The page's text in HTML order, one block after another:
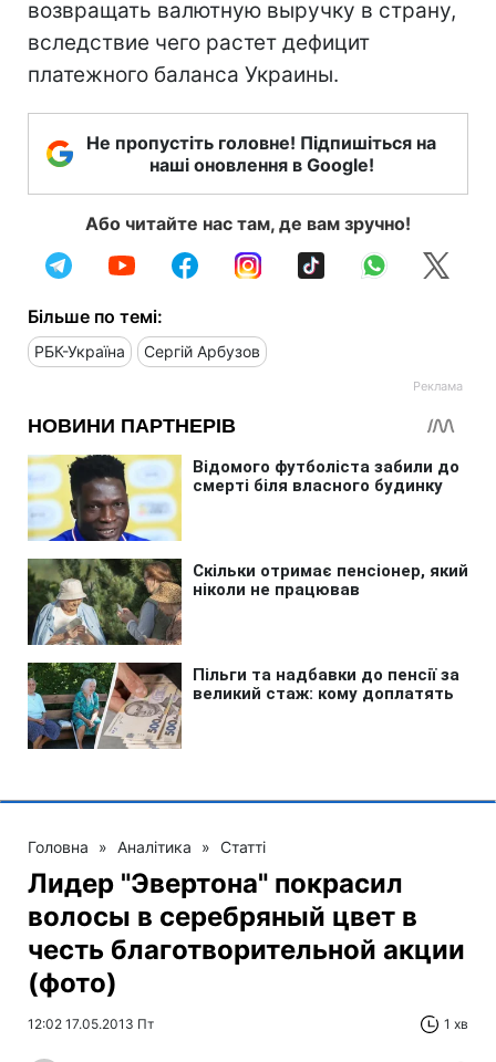
возвращать валютную выручку в страну,
вследствие чего растет дефицит
платежного баланса Украины.
Не пропустіть головне! Підпишіться на
наші оновлення в Google!
Або читайте нас там, де вам зручно!
Більше по темі:
РБК-Україна Сергій Арбузов
Головна » Аналітика » Статті
Лидер "Эвертона" покрасил
волосы в серебряный цвет в
честь благотворительной акции
(фото)
12:02 17.05.2013 Пт 1 хв